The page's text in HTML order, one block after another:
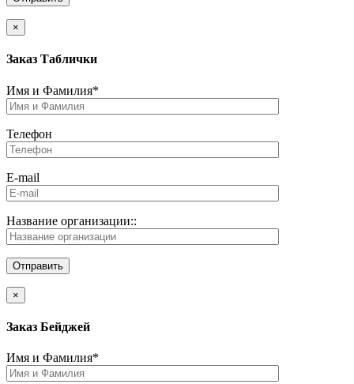
×
Заказ Таблички
Имя и Фамилия*
Телефон
E-mail
Название организации::
×
Заказ Бейджей
Имя и Фамилия*